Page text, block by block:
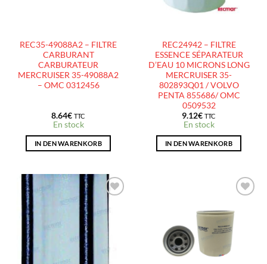
REC35-49088A2 – FILTRE
CARBURANT
CARBURATEUR
MERCRUISER 35-49088A2
– OMC 0312456
8.64€ TTC
En stock
IN DEN WARENKORB
REC24942 – FILTRE
ESSENCE SÉPARATEUR
D’EAU 10 MICRONS LONG
MERCRUISER 35-
802893Q01 / VOLVO
PENTA 855686/ OMC
0509532
9.12€ TTC
En stock
IN DEN WARENKORB
AJOUTER
D’ENVIES
À LA
LISTE
D’ENVIES